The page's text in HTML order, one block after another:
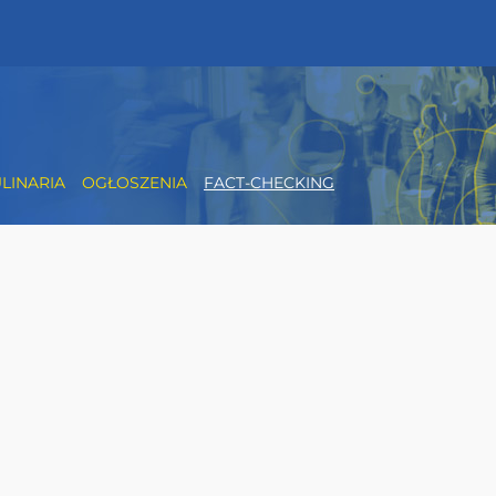
OGŁOSZENIA FACT-CHECKING